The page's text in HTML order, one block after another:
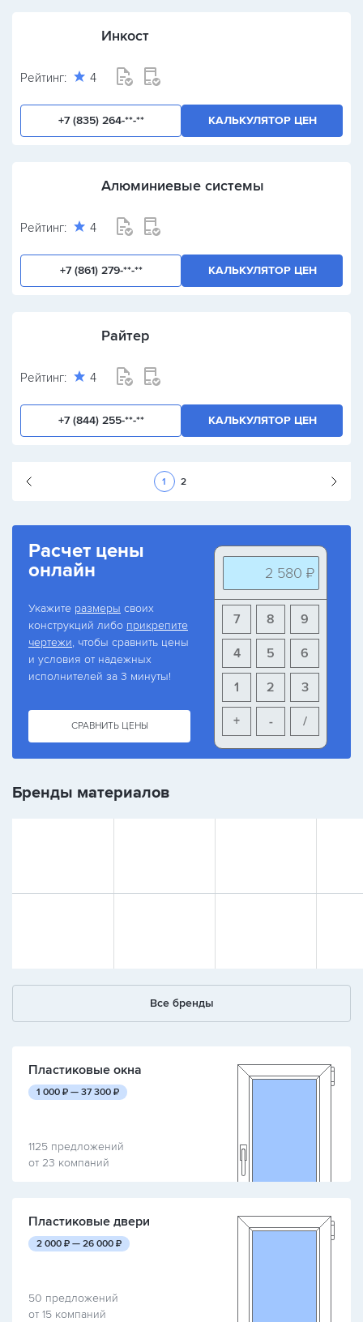
Инкост
Рейтинг: 4
+7 (835) 264-**-** КАЛЬКУЛЯТОР ЦЕН
Алюминиевые системы
Рейтинг: 4
+7 (861) 279-**-** КАЛЬКУЛЯТОР ЦЕН
Райтер
Рейтинг: 4
+7 (844) 255-**-** КАЛЬКУЛЯТОР ЦЕН
1 2
Следующая
Расчет цены
онлайн
Укажите размеры своих
конструкций либо прикрепите
чертежи, чтобы сравнить цены
и условия от надежных
исполнителей за 3 минуты!
СРАВНИТЬ ЦЕНЫ
2 580 ₽
9
8
7
6
5
4
3
2
1
+ - /
Бренды материалов
Все бренды
Пластиковые окна
1 000 руб.
₽ — 37 300 руб.
₽
1125 предложений
от 23 компаний
Пластиковые двери
2 000 руб.
₽ — 26 000 руб.
₽
50 предложений
от 15 компаний